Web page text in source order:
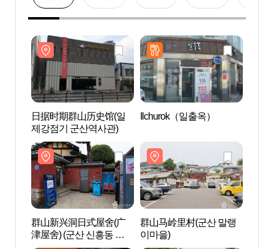
日据时期群山历史馆(일
제강점기 군산역사관)
Ilchurok（일출옥）
群山新兴洞日式屋舍(广
津屋舍) (군산 신흥동 일본
식가옥(히로쓰 가옥))
群山马岭里村(군산 말랭
이마을)